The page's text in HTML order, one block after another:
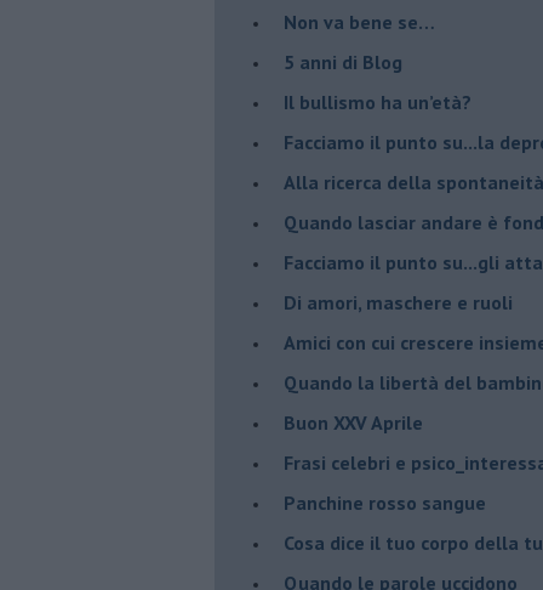
Non va bene se…
​5 anni di Blog
​Il bullismo ha un’età?
Facciamo il punto su...la
​Alla ricerca della spontaneità
​Quando lasciar andare è
Facciamo il punto su...gli
Di amori, maschere e ruoli
​Amici con cui crescere
​Quando la libertà del
Buon XXV Aprile
​Frasi celebri e
​Panchine rosso sangue
​Cosa dice il tuo corpo della
​Quando le parole uccidono